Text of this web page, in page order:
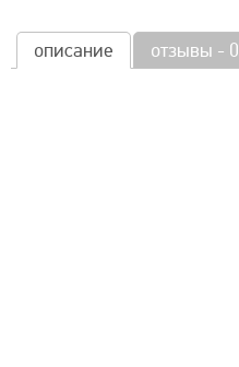
описание отзывы - 0